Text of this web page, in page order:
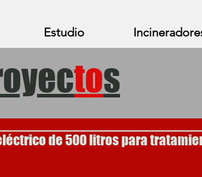
Estudio
tos
de 500 litros para